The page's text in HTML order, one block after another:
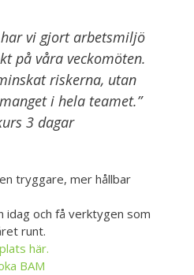
har vi gjort arbetsmiljö
på våra veckomöten.
riskerna, utan
i hela teamet.”
3 dagar
tryggare, mer hållbar
idag och få verktygen som
runt.
här.
BAM